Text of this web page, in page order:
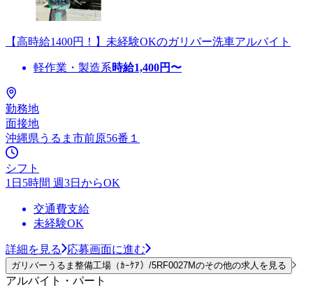
【高時給1400円！】未経験OKのガリバー洗車アルバイト
軽作業・製造系時給1,400円〜
勤務地
面接地
沖縄県うるま市前原56番１
シフト
1日5時間 週3日からOK
交通費支給
未経験OK
詳細を見る 応募画面に進む
ガリバーうるま整備工場（ｶｰｹｱ）/5RF0027Mのその他の求人を見る
アルバイト・パート